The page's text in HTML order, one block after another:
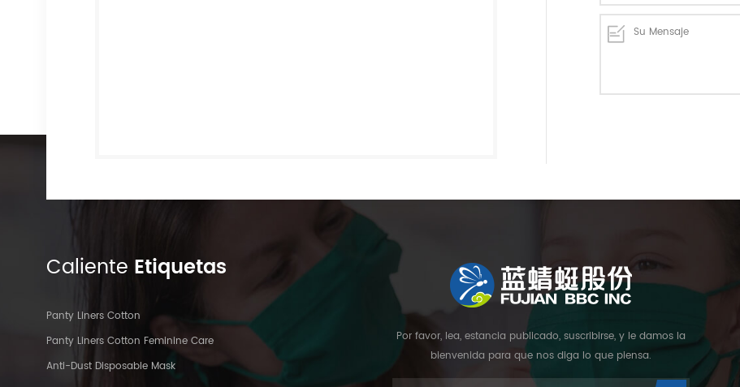
Caliente Etiquetas
Panty Liners Cotton
Panty Liners Cotton Feminine Care
Anti-Dust Disposable Mask
Por favor, lea, estancia publicado, suscribirse, y le damos la
bienvenida para que nos diga lo que piensa.